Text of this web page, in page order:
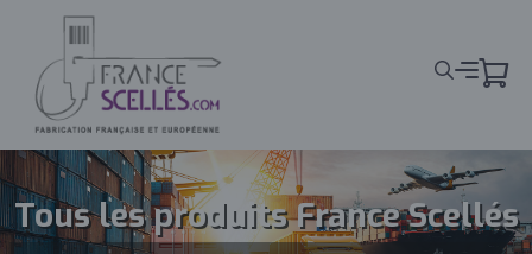
Panneau de gestion des cookies
Tous les produits France Scellés